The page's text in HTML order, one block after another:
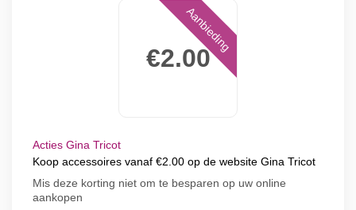
€2.00
Aanbieding
Acties Gina Tricot
Koop accessoires vanaf €2.00 op de website Gina Tricot
Mis deze korting niet om te besparen op uw online
aankopen